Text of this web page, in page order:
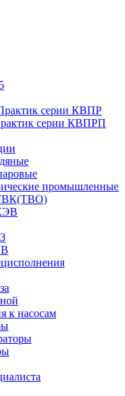
серии КВПР
серии КВПРП
промышленные
к насосам